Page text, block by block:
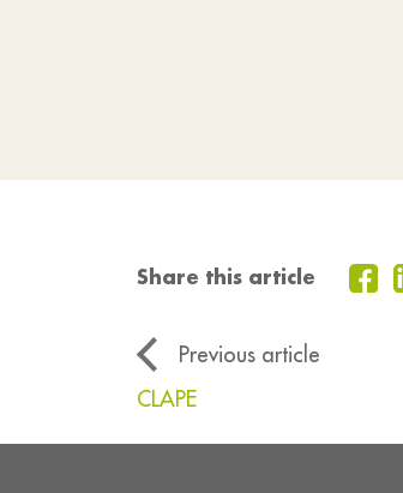
Share this article
Previous article
CLAPE